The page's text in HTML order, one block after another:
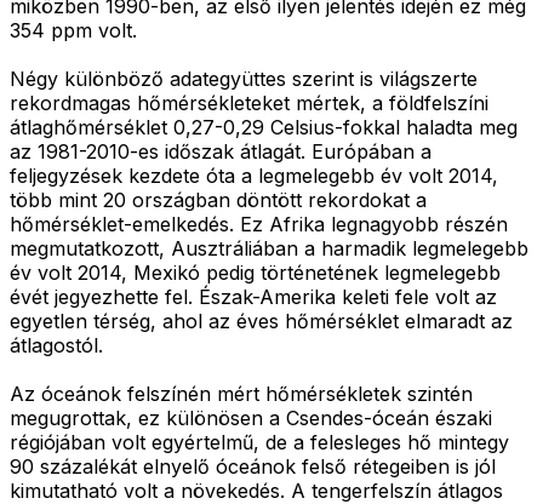
miközben 1990-ben, az első ilyen jelentés idején ez még
354 ppm volt.
Négy különböző adategyüttes szerint is világszerte
rekordmagas hőmérsékleteket mértek, a földfelszíni
átlaghőmérséklet 0,27-0,29 Celsius-fokkal haladta meg
az 1981-2010-es időszak átlagát. Európában a
feljegyzések kezdete óta a legmelegebb év volt 2014,
több mint 20 országban döntött rekordokat a
hőmérséklet-emelkedés. Ez Afrika legnagyobb részén
megmutatkozott, Ausztráliában a harmadik legmelegebb
év volt 2014, Mexikó pedig történetének legmelegebb
évét jegyezhette fel. Észak-Amerika keleti fele volt az
egyetlen térség, ahol az éves hőmérséklet elmaradt az
átlagostól.
Az óceánok felszínén mért hőmérsékletek szintén
megugrottak, ez különösen a Csendes-óceán északi
régiójában volt egyértelmű, de a felesleges hő mintegy
90 százalékát elnyelő óceánok felső rétegeiben is jól
kimutatható volt a növekedés. A tengerfelszín átlagos